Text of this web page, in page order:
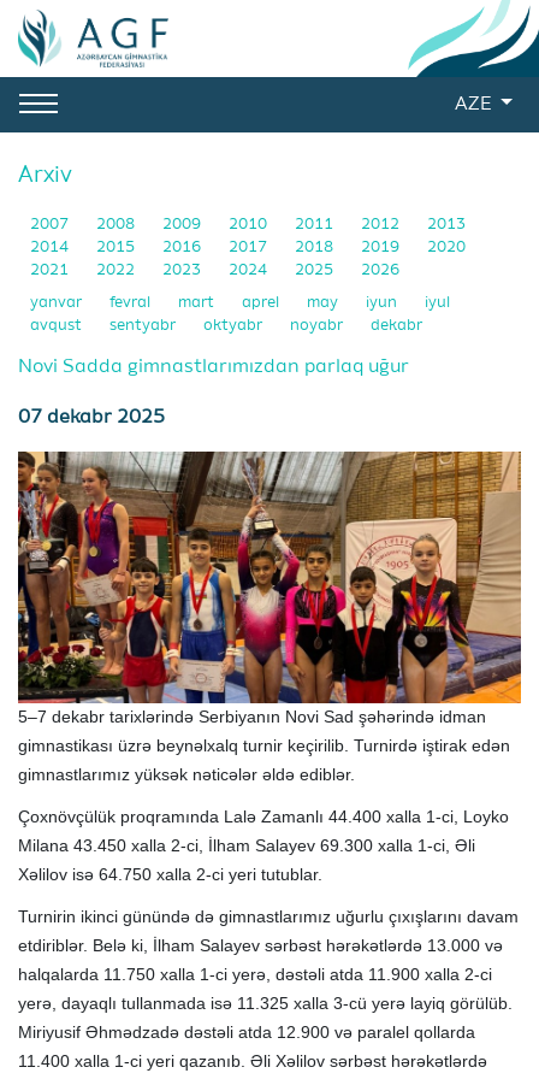
AZE
Arxiv
2007 2008 2009 2010 2011 2012
2013
2014
2015 2016 2017 2018 2019
2020
2021
2022 2023 2024 2025 2026
yanvar fevral mart aprel may iyun
iyul
avqust
sentyabr oktyabr noyabr dekabr
Novi Sadda gimnastlarımızdan parlaq uğur
07 dekabr 2025
5–7 dekabr tarixlərində Serbiyanın Novi Sad şəhərində idman
gimnastikası üzrə beynəlxalq turnir keçirilib. Turnirdə iştirak edən
gimnastlarımız yüksək nəticələr əldə ediblər.
Çoxnövçülük proqramında Lalə Zamanlı 44.400 xalla 1-ci, Loyko
Milana 43.450 xalla 2-ci, İlham Salayev 69.300 xalla 1-ci, Əli
Xəlilov isə 64.750 xalla 2-ci yeri tutublar.
Turnirin ikinci günündə də gimnastlarımız uğurlu çıxışlarını davam
etdiriblər. Belə ki, İlham Salayev sərbəst hərəkətlərdə 13.000 və
halqalarda 11.750 xalla 1-ci yerə, dəstəli atda 11.900 xalla 2-ci
yerə, dayaqlı tullanmada isə 11.325 xalla 3-cü yerə layiq görülüb.
Miriyusif Əhmədzadə dəstəli atda 12.900 və paralel qollarda
11.400 xalla 1-ci yeri qazanıb. Əli Xəlilov sərbəst hərəkətlərdə